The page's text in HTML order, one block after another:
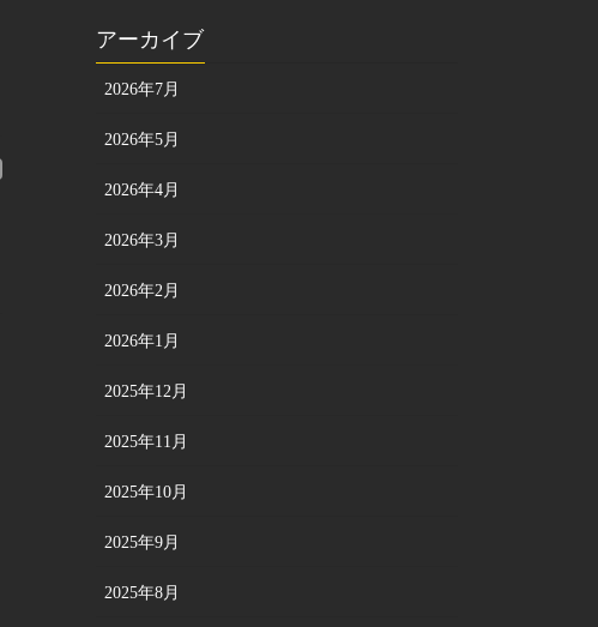
アーカイブ
2026年7月
2026年5月
2026年4月
2026年3月
2026年2月
2026年1月
2025年12月
2025年11月
2025年10月
2025年9月
2025年8月